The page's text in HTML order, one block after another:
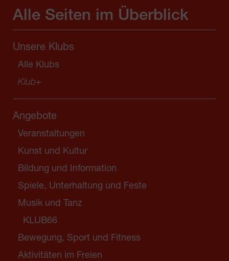
Alle Seiten im Überblick
Unsere Klubs
Alle Klubs
Klub+
Angebote
Veranstaltungen
Kunst und Kultur
Bildung und Information
Spiele, Unterhaltung und Feste
Musik und Tanz
KLUB66
Bewegung, Sport und Fitness
Aktivitäten im Freien